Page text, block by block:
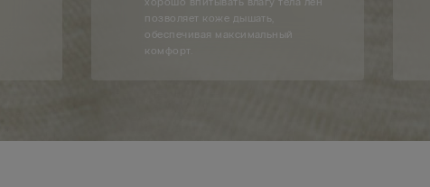
позволяет коже дышать,
обеспечивая максимальный
комфорт.